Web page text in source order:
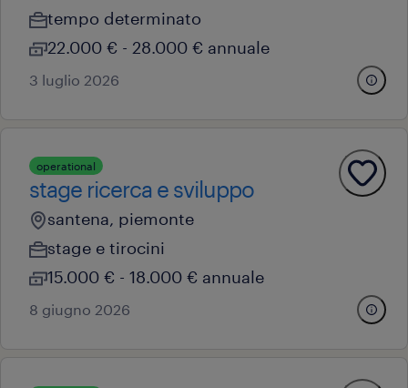
tempo determinato
22.000 € - 28.000 € annuale
3 luglio 2026
operational
stage ricerca e sviluppo
santena, piemonte
stage e tirocini
15.000 € - 18.000 € annuale
8 giugno 2026